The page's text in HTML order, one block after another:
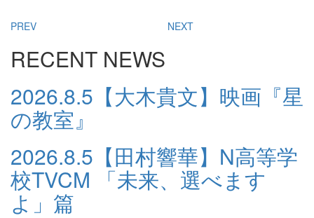
PREV NEXT
RECENT NEWS
2026.8.5 【大木貴文】映画『星
の教室』
2026.8.5 【田村響華】N高等学
校TVCM 「未来、選べます
よ」篇